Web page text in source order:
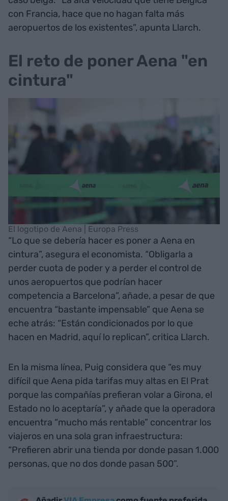
con Francia, hace que no hagan falta más
aeropuertos de los existentes”, apunta Llarch.
El reto de poner Aena "en
cintura"
El logotipo de Aena | Europa Press
“Lo que se debería hacer es poner a Aena en
cintura”, asegura el economista. “Obligarla a
perder cuota de poder y a perder el control de
unos aeropuertos que podrían hacer
competencia a Barcelona”, añade, a pesar de que
encuentra “bastante impensable” que Aena se
eche atrás: “Están condicionados por lo que
hacen en Madrid, aquí lo replican”, critica Llarch.
En la misma línea, Puig considera que “es muy
difícil que Aena pida tarifas muy altas en El Prat
porque las compañías prefieran volar a Girona, el
Estado no lo aceptaría”, y añade que la operadora
encuentra “mucho más rentable” concentrar los
viajeros en una sola gran infraestructura:
“Prefieren abrir una tienda por donde pasan 1.000
personas, que no dos donde pasan 500”.